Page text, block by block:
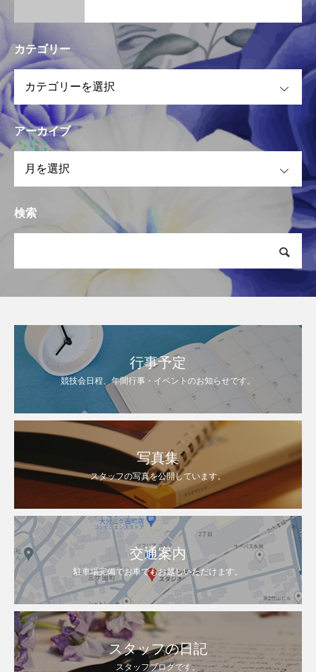
カテゴリー
アーカイブ
検索
行事予定
競技会日程、年間行事・イベントのお知らせです。
写真集
スタッフの写真を公開しています。
交通案内
駐車場完備でお車でもお越しいただけます。
スタッフの日記
スタッフブログです。